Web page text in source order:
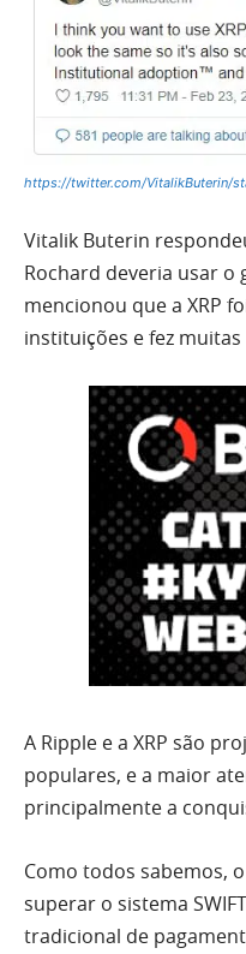
https://twitter.com/VitalikButerin/
Vitalik Buterin
Rochard deveria usar o
mencionou que a XRP
instituições e fez
A Ripple e a XRP são
populares, e a maior
principalmente a
Como todos sabemos,
superar o sistema
tradicional de